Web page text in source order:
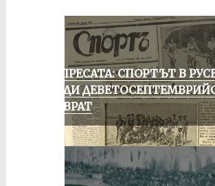
ОТ ПРЕСАТА: СПОРТЪТ В
ПРЕДИ
ПРЕВРАТ